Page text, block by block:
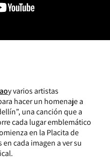
y varios artistas
hacer un homenaje a
una canción que a
cada lugar emblemático
en la Placita de
cada imagen a ver su